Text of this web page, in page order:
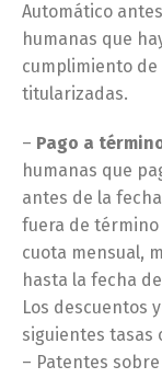
Automático
humanas que
cumplimiento
titularizadas.
– Pago a
humanas que
antes de la
fuera de
cuota mensual,
hasta la fecha
Los descuentos
siguientes tasas
– Patentes